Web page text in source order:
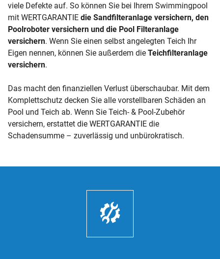
viele Defekte auf. So können Sie bei Ihrem Swimmingpool
mit WERTGARANTIE die Sandfilteranlage versichern, den
Poolroboter versichern und die Pool Filteranlage
versichern. Wenn Sie einen selbst angelegten Teich Ihr
Eigen nennen, können Sie außerdem die Teichfilteranlage
versichern.
Das macht den finanziellen Verlust überschaubar. Mit dem
Komplettschutz decken Sie alle vorstellbaren Schäden an
Pool und Teich ab. Wenn Sie Teich- & Pool-Zubehör
versichern, erstattet die WERTGARANTIE die
Schadensumme – zuverlässig und unbürokratisch.